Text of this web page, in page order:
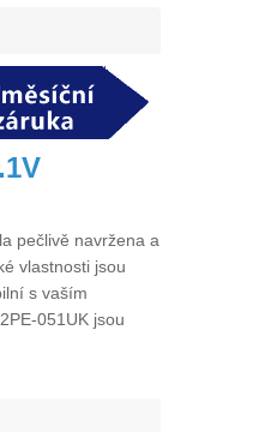
pečlivě navržena a
vlastnosti jsou
s vaším
051UK jsou